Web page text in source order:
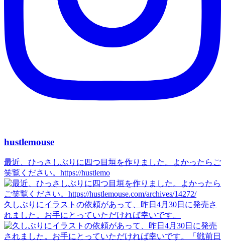
hustlemouse
最近、ひっさしぶりに四つ目垣を作りました。よかったらご
笑覧ください。https://hustlemo
久しぶりにイラストの依頼があって、昨日4月30日に発売さ
れました。お手にとっていただければ幸いです。